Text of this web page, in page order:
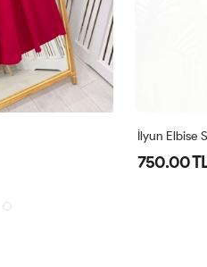
İlyun Elbise
750.00